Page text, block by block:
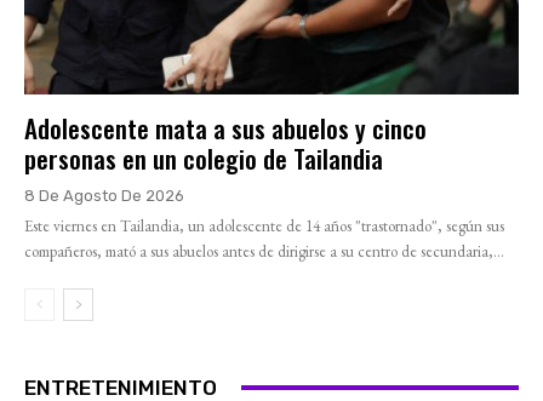
Adolescente mata a sus abuelos y cinco
personas en un colegio de Tailandia
8 De Agosto De 2026
Este viernes en Tailandia, un adolescente de 14 años "trastornado", según sus
compañeros, mató a sus abuelos antes de dirigirse a su centro de secundaria,...
ENTRETENIMIENTO